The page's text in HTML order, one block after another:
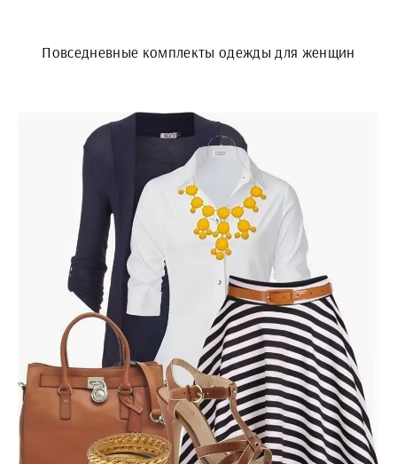
Повседневные комплекты одежды для женщин